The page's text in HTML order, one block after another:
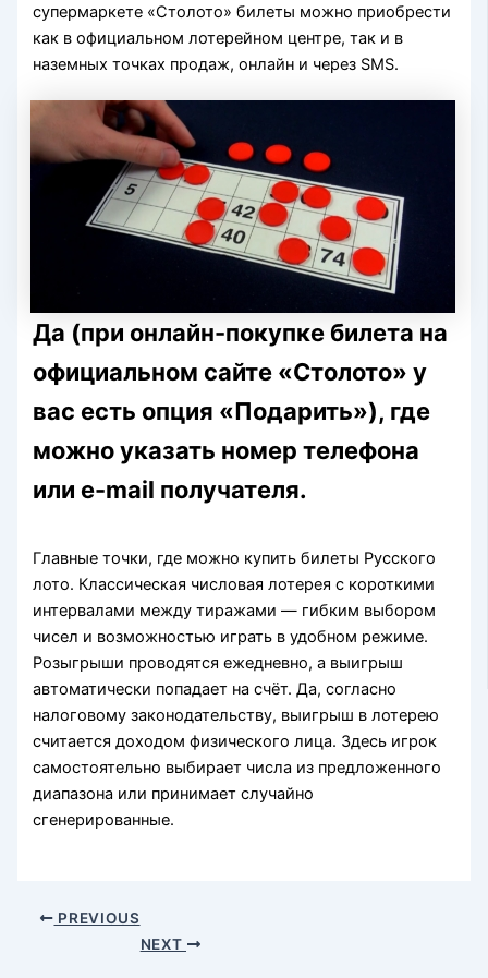
супермаркете «Столото» билеты можно приобрести
как в официальном лотерейном центре, так и в
наземных точках продаж, онлайн и через SMS.
Да (при онлайн-покупке билета на
официальном сайте «Столото» у
вас есть опция «Подарить»), где
можно указать номер телефона
или e-mail получателя.
Главные точки, где можно купить билеты Русского
лото. Классическая числовая лотерея с короткими
интервалами между тиражами — гибким выбором
чисел и возможностью играть в удобном режиме.
Розыгрыши проводятся ежедневно, а выигрыш
автоматически попадает на счёт. Да, согласно
налоговому законодательству, выигрыш в лотерею
считается доходом физического лица. Здесь игрок
самостоятельно выбирает числа из предложенного
диапазона или принимает случайно
сгенерированные.
PREVIOUS
NEXT